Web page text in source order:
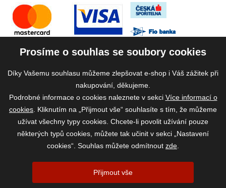
2026 ©www.vase-krmivo.cz- Tomáš Kroupa e-shop, Kanice 307, 664 01
Brno-venkov, IČ: 75785439
Prosíme o souhlas se soubory cookies
Díky Vašemu souhlasu můžeme zlepšovat e-shop i Váš zážitek při
nakupování, děkujeme.
Podrobné informace o cookies naleznete v sekci Více informací o
cookies . Kliknutím na „Přijmout vše“ souhlasíte s tím, že můžeme
užívat všechny typy cookies. Chcete-li povolit užívání pouze
některých typů cookies, můžete tak učinit v sekci „Nastavení
cookies“. Souhlas můžete odmítnout zde
Přijmout vše